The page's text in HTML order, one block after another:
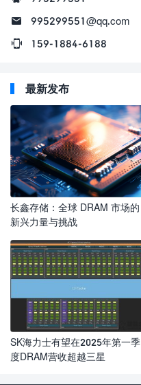
995299551@qq.com
159-1884-6188
最新发布
长鑫存储：全球 DRAM 市场的
新兴力量与挑战
SK海力士有望在2025年第一季
度DRAM营收超越三星